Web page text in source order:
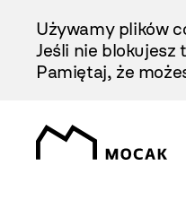
Treści
Używamy plików
Jeśli nie blokujesz
Pamiętaj, że